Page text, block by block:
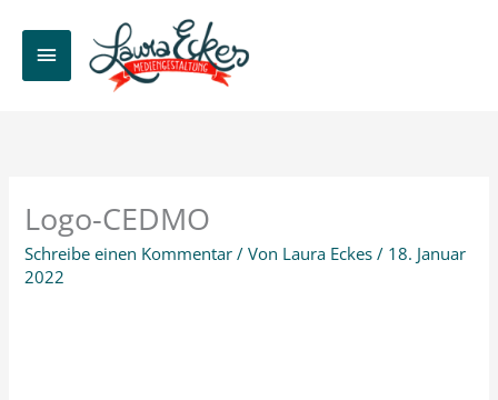
Inhalt
springenHAUPTMENÜ
Logo-CEDMO
Schreibe einen Kommentar / Von Laura Eckes/ 18. Januar
2022